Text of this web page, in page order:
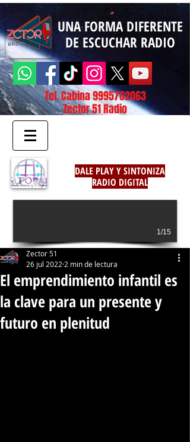
UNA FORMA DIFERENTE
DE ESCUCHAR RADIO
Tel. Cabina9995762063
Zector 51 Radio
DALE PLAY Y SINTONIZA
RADIO DIGITAL
1/15
El emprendimiento infantil es
la clave para un presente y
futuro en plenitud
Zector 51
26 jul 2022 2 min de lectura